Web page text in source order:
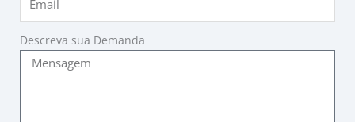
Descreva sua Demanda